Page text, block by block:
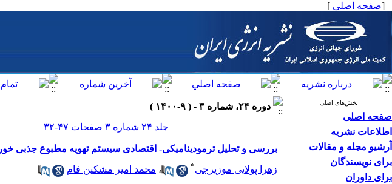
[صفحه اصلی ]
بخش‌های اصلی
صفحه اصلی
اطلاعات نشریه
آرشیو مجله و مقالات
برای نویسندگان
برای داوران
دوره ۲۴، شماره ۳ - ( ۹-۱۴۰۰ )
جلد ۲۴ شماره ۳ صفحات ۴۷-۳۲
بررسی و تحلیل ترمودینامیکی- اقتصادی سیستم تهویه مطبوع جذبی
زهرا پولایی موزیرجی* ، محمد امیر مشکین فام